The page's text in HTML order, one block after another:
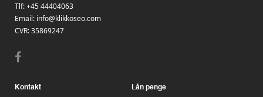
Tlf:+45 44404063
Email: info@klikkoseo.com
CVR: 35869247
Kontakt Lån penge